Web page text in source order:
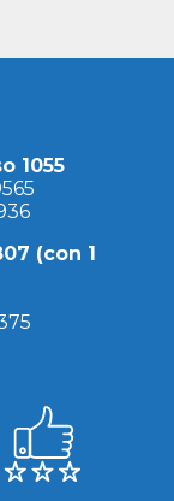
1055
(con 1